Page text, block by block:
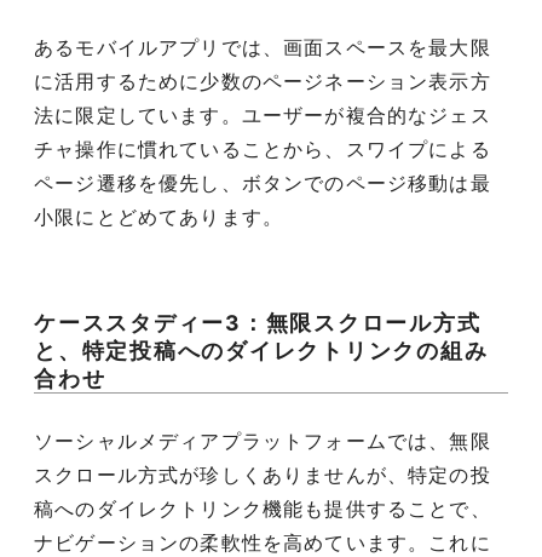
あるモバイルアプリでは、画面スペースを最大限
に活用するために少数のページネーション表示方
法に限定しています。ユーザーが複合的なジェス
チャ操作に慣れていることから、スワイプによる
ページ遷移を優先し、ボタンでのページ移動は最
小限にとどめてあります。
ケーススタディー3：無限スクロール方式
と、特定投稿へのダイレクトリンクの組み
合わせ
ソーシャルメディアプラットフォームでは、無限
スクロール方式が珍しくありませんが、特定の投
稿へのダイレクトリンク機能も提供することで、
ナビゲーションの柔軟性を高めています。これに